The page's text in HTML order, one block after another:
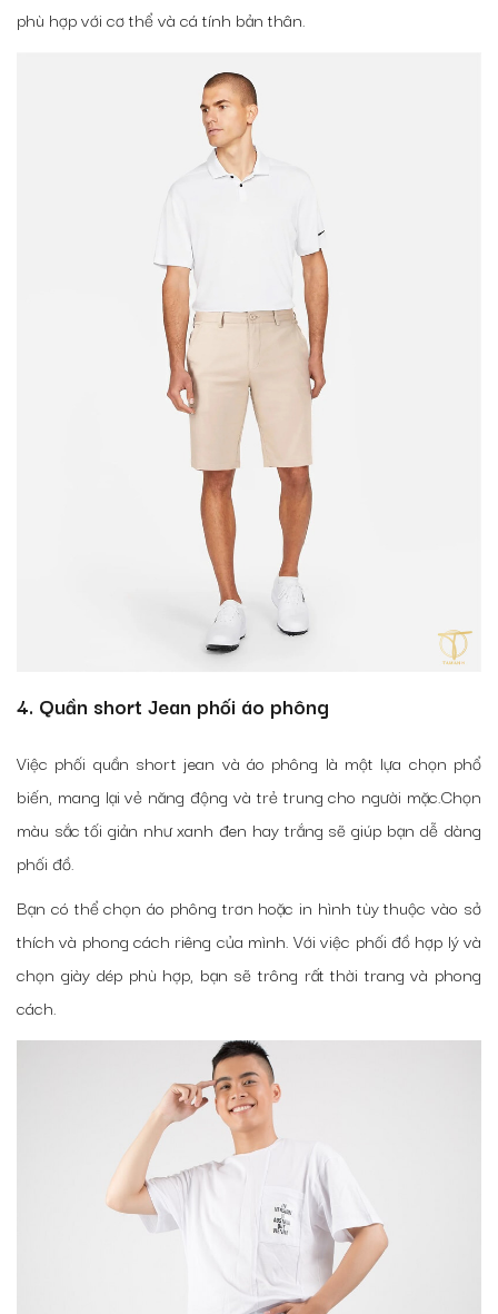
phù hợp với cơ thể và cá tính bản thân.
4. Quần short Jean phối áo phông
Việc phối quần short jean và áo phông là một lựa chọn phổ
biến, mang lại vẻ năng động và trẻ trung cho người mặc.Chọn
màu sắc tối giản như xanh đen hay trắng sẽ giúp bạn dễ dàng
phối đồ.
Bạn có thể chọn áo phông trơn hoặc in hình tùy thuộc vào sở
thích và phong cách riêng của mình. Với việc phối đồ hợp lý và
chọn giày dép phù hợp, bạn sẽ trông rất thời trang và phong
cách.